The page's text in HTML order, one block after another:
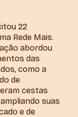
22
Rede Mais.
abordou
das
como a
de
cestas
suas
e de